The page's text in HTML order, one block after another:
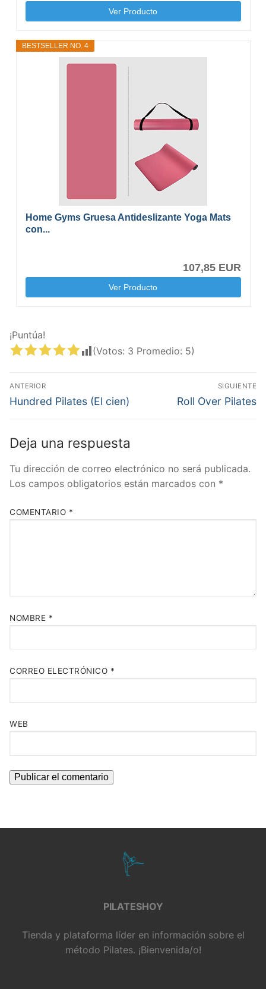
Ver Producto
BESTSELLER NO. 4
Home Gyms Gruesa Antideslizante Yoga Mats
con...
107,85 EUR
Ver Producto
¡Puntúa!
(Votos: 3 Promedio: 5)
ANTERIOR
Hundred Pilates (El cien)
SIGUIENTE
Roll Over Pilates
Deja una respuesta
Tu dirección de correo electrónico no será publicada.
Los campos obligatorios están marcados con *
COMENTARIO *
NOMBRE *
CORREO ELECTRÓNICO *
WEB
PILATESHOY
Tienda y plataforma líder en información sobre el
método Pilates. ¡Bienvenida/o!